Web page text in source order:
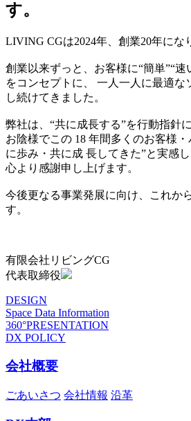
す。
LIVING CGは2024年、創業20年にな
創業以来ずっと、お客様に“簡単”“
をコンセプトに、 一人一人に最適な
し続けてきました。
弊社は、“共に成長する”を行動指針
お陰様でこの 18 年間多くのお客様
に歩み・共に成 長してきた”と実感し
心より感謝申し上げます。
今後更なる事業発展に向け、これか
す。
有限会社リビングCG
代表取締役
DESIGN
Space Data Information
360°PRESENTATION
DX POLICY
会社概要
ごあいさつ 会社情報 沿革